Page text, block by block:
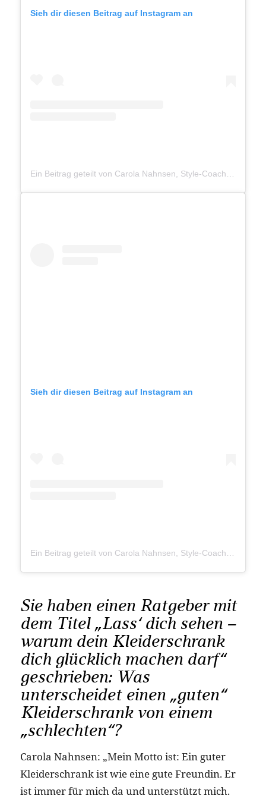
Sieh dir diesen Beitrag auf Instagram an
Ein Beitrag geteilt von Carola Nahnsen, Style-Coach (@carola_nahnsen)
Sieh dir diesen Beitrag auf Instagram an
Sie haben einen Ratgeber mit
dem Titel „Lass‘ dich sehen –
warum dein Kleiderschrank
dich glücklich machen darf“
geschrieben: Was
unterscheidet einen „guten“
Kleiderschrank von einem
„schlechten“?
Carola Nahnsen: „Mein Motto ist: Ein guter
Kleiderschrank ist wie eine gute Freundin. Er
ist immer für mich da und unterstützt mich.